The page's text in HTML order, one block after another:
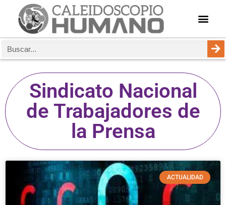
Sindicato Nacional
de Trabajadores de
la Prensa
ACTUALIDAD